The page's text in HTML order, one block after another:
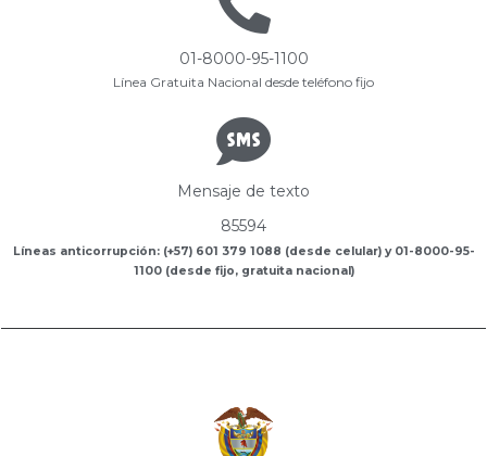
01-8000-95-1100
Línea Gratuita Nacional desde teléfono fijo
Mensaje de texto
85594
Líneas anticorrupción: (+57) 601 379 1088 (desde celular) y 01-8000-95-
1100 (desde fijo, gratuita nacional)